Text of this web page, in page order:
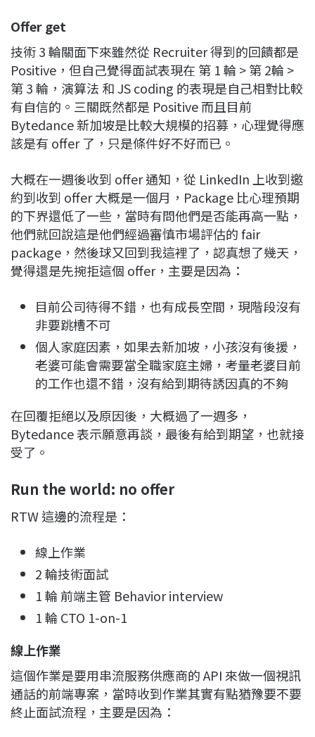
Offer get
技術 3 輪關面下來雖然從 Recruiter 得到的回饋都是
Positive，但自己覺得面試表現在 第 1 輪 > 第 2輪 >
第 3 輪，演算法 和 JS coding 的表現是自己相對比較
有自信的。三關既然都是 Positive 而且目前
Bytedance 新加坡是比較大規模的招募，心理覺得應
該是有 offer 了，只是條件好不好而已。
大概在一週後收到 offer 通知，從 LinkedIn 上收到邀
約到收到 offer 大概是一個月，Package 比心理預期
的下界還低了一些，當時有問他們是否能再高一點，
他們就回說這是他們經過審慎市場評估的 fair
package，然後球又回到我這裡了，認真想了幾天，
覺得還是先捥拒這個 offer，主要是因為：
目前公司待得不錯，也有成長空間，現階段沒有
非要跳槽不可
個人家庭因素，如果去新加坡，小孩沒有後援，
老婆可能會需要當全職家庭主婦，考量老婆目前
的工作也還不錯，沒有給到期待誘因真的不夠
在回覆拒絕以及原因後，大概過了一週多，
Bytedance 表示願意再談，最後有給到期望，也就接
受了。
Run the world: no offer
RTW 這邊的流程是：
線上作業
2 輪技術面試
1 輪 前端主管 Behavior interview
1 輪 CTO 1-on-1
線上作業
這個作業是要用串流服務供應商的 API 來做一個視訊
通話的前端專案，當時收到作業其實有點猶豫要不要
終止面試流程，主要是因為：